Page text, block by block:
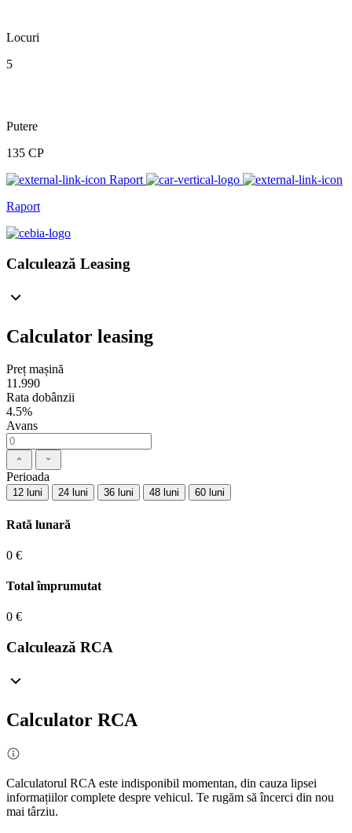
Locuri
5
Putere
135 CP
Raport
Raport
Calculează Leasing
Calculator leasing
Preț mașină
11.990
Rata dobânzii
4.5%
Avans
Perioada
12 luni 24 luni 36 luni 48 luni 60 luni
Rată lunară
0 €
Total împrumutat
0 €
Calculează RCA
Calculator RCA
Calculatorul RCA este indisponibil momentan, din cauza lipsei
informațiilor complete despre vehicul. Te rugăm să încerci din nou
mai târziu.